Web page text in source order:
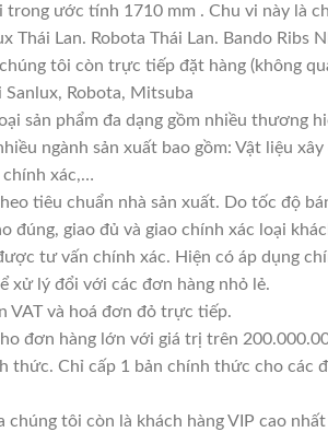
ước tính 1710 mm . Chu vi này là
Lan. Robota Thái Lan. Bando Ribs
tôi còn trực tiếp đặt hàng (không
Robota, Mitsuba
sản phẩm đa dạng gồm nhiều thương
ngành sản xuất bao gồm: Vật liệu xây
chính xác,…
tiêu chuẩn nhà sản xuất. Do tốc độ
giao đủ và giao chính xác loại
tư vấn chính xác. Hiện có áp dụng
xử lý đổi với các đơn hàng nhỏ lẻ.
VAT và hoá đơn đỏ trực tiếp.
đơn hàng lớn với giá trị trên
thức. Chỉ cấp 1 bản chính thức cho các
tôi còn là khách hàng VIP cao nhất